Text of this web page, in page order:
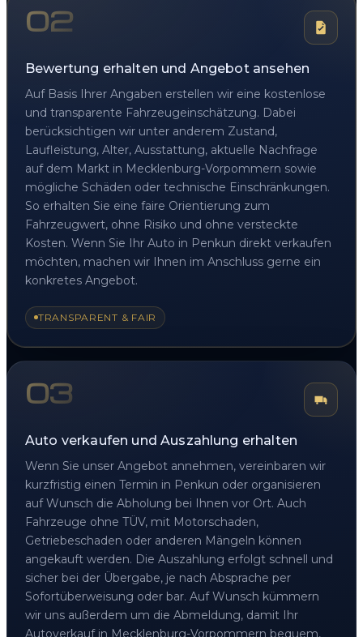
02
Bewertung erhalten und Angebot ansehen
Auf Basis Ihrer Angaben erstellen wir eine kostenlose
und transparente Fahrzeugeinschätzung. Dabei
berücksichtigen wir unter anderem Zustand,
Laufleistung, Alter, Ausstattung, aktuelle Nachfrage
auf dem Markt in Mecklenburg-Vorpommern sowie
mögliche Schäden oder technische Einschränkungen.
So erhalten Sie eine faire Orientierung zum
Fahrzeugwert, ohne Risiko und ohne versteckte
Kosten. Wenn Sie Ihr Auto in Penkun direkt verkaufen
möchten, machen wir Ihnen im Anschluss gerne ein
konkretes Angebot.
TRANSPARENT & FAIR
03
Auto verkaufen und Auszahlung erhalten
Wenn Sie unser Angebot annehmen, vereinbaren wir
kurzfristig einen Termin in Penkun oder organisieren
auf Wunsch die Abholung bei Ihnen vor Ort. Auch
Fahrzeuge ohne TÜV, mit Motorschaden,
Getriebeschaden oder anderen Mängeln können
angekauft werden. Die Auszahlung erfolgt schnell und
sicher bei der Übergabe, je nach Absprache per
Sofortüberweisung oder bar. Auf Wunsch kümmern
wir uns außerdem um die Abmeldung, damit Ihr
Autoverkauf in Mecklenburg-Vorpommern bequem,